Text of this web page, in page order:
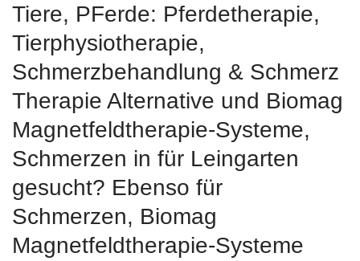
Tiere, PFerde: Pferdetherapie,
Tierphysiotherapie,
Schmerzbehandlung & Schmerz
Therapie Alternative und Biomag
Magnetfeldtherapie-Systeme,
Schmerzen in für Leingarten
gesucht? Ebenso für
Schmerzen, Biomag
Magnetfeldtherapie-Systeme